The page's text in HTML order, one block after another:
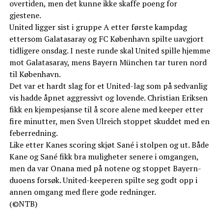
overtiden, men det kunne ikke skaffe poeng for
gjestene.
United ligger sist i gruppe A etter første kampdag
ettersom Galatasaray og FC København spilte uavgjort
tidligere onsdag. I neste runde skal United spille hjemme
mot Galatasaray, mens Bayern München tar turen nord
til København.
Det var et hardt slag for et United-lag som på sedvanlig
vis hadde åpnet aggressivt og lovende. Christian Eriksen
fikk en kjempesjanse til å score alene med keeper etter
fire minutter, men Sven Ulreich stoppet skuddet med en
feberredning.
Like etter Kanes scoring skjøt Sané i stolpen og ut. Både
Kane og Sané fikk bra muligheter senere i omgangen,
men da var Onana med på notene og stoppet Bayern-
duoens forsøk. United-keeperen spilte seg godt opp i
annen omgang med flere gode redninger.
(©NTB)